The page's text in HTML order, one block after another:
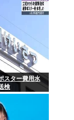
スター費用水
検